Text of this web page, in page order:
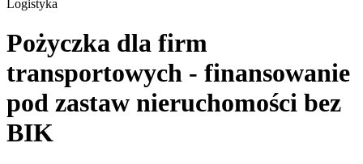
Logistyka
Pożyczka dla firm
transportowych - finansowanie
pod zastaw nieruchomości bez
BIK